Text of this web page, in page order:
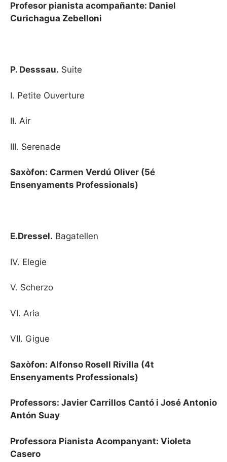
Profesor pianista acompañante: Daniel
Curichagua Zebelloni
P. Desssau. Suite
I. Petite Ouverture
II. Air
III. Serenade
Saxòfon: Carmen Verdú Oliver (5é
Ensenyaments Professionals)
E.Dressel. Bagatellen
IV. Elegie
V. Scherzo
VI. Aria
VII. Gigue
Saxòfon: Alfonso Rosell Rivilla (4t
Ensenyaments Professionals)
Professors: Javier Carrillos Cantó i José Antonio
Antón Suay
Professora Pianista Acompanyant: Violeta
Casero